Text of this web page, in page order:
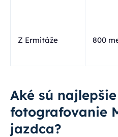
Z Ermitáže 800
Aké sú
fotografovanie
jazdca?